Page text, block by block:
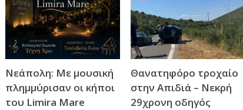
Νεάπολη: Με μουσική
πλημμύρισαν οι κήποι
του Limira Mare
Θανατηφόρο τροχαίο
στην Απιδιά – Νεκρή
29χρονη οδηγός